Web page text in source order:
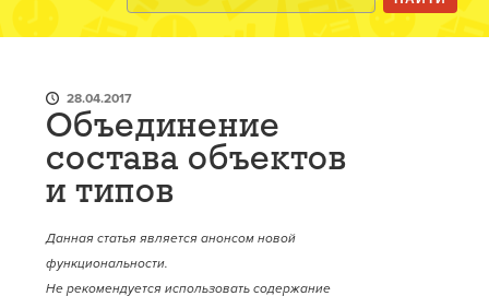
28.04.2017
Объединение
состава объектов
и типов
Данная статья является анонсом новой
функциональности.
Не рекомендуется использовать содержание